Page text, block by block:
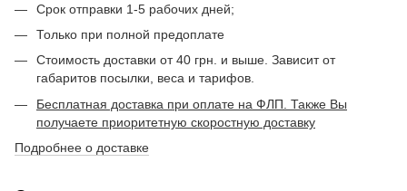
Срок отправки 1-5 рабочих дней;
Только при полной предоплате
Стоимость доставки от 40 грн. и выше. Зависит от
габаритов посылки, веса и тарифов.
Бесплатная доставка при оплате на ФЛП. Также Вы
получаете приоритетную скоростную доставку
Подробнее о доставке